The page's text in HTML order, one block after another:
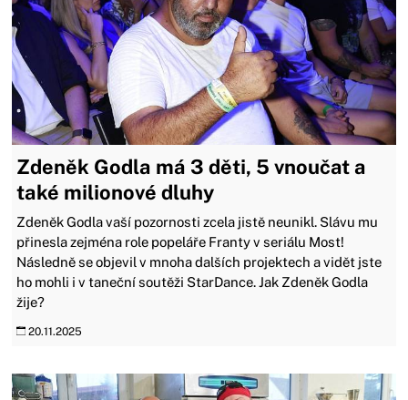
Zdeněk Godla má 3 děti, 5 vnoučat a
také milionové dluhy
Zdeněk Godla vaší pozornosti zcela jistě neunikl. Slávu mu
přinesla zejména role popeláře Franty v seriálu Most!
Následně se objevil v mnoha dalších projektech a vidět jste
ho mohli i v taneční soutěži StarDance. Jak Zdeněk Godla
žije?
20.11.2025